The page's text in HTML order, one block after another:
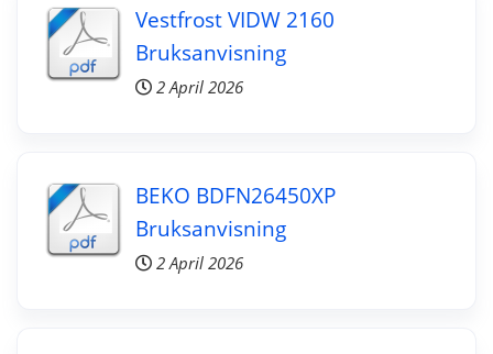
Vestfrost VIDW 2160
Bruksanvisning
2 April 2026
BEKO BDFN26450XP
Bruksanvisning
2 April 2026